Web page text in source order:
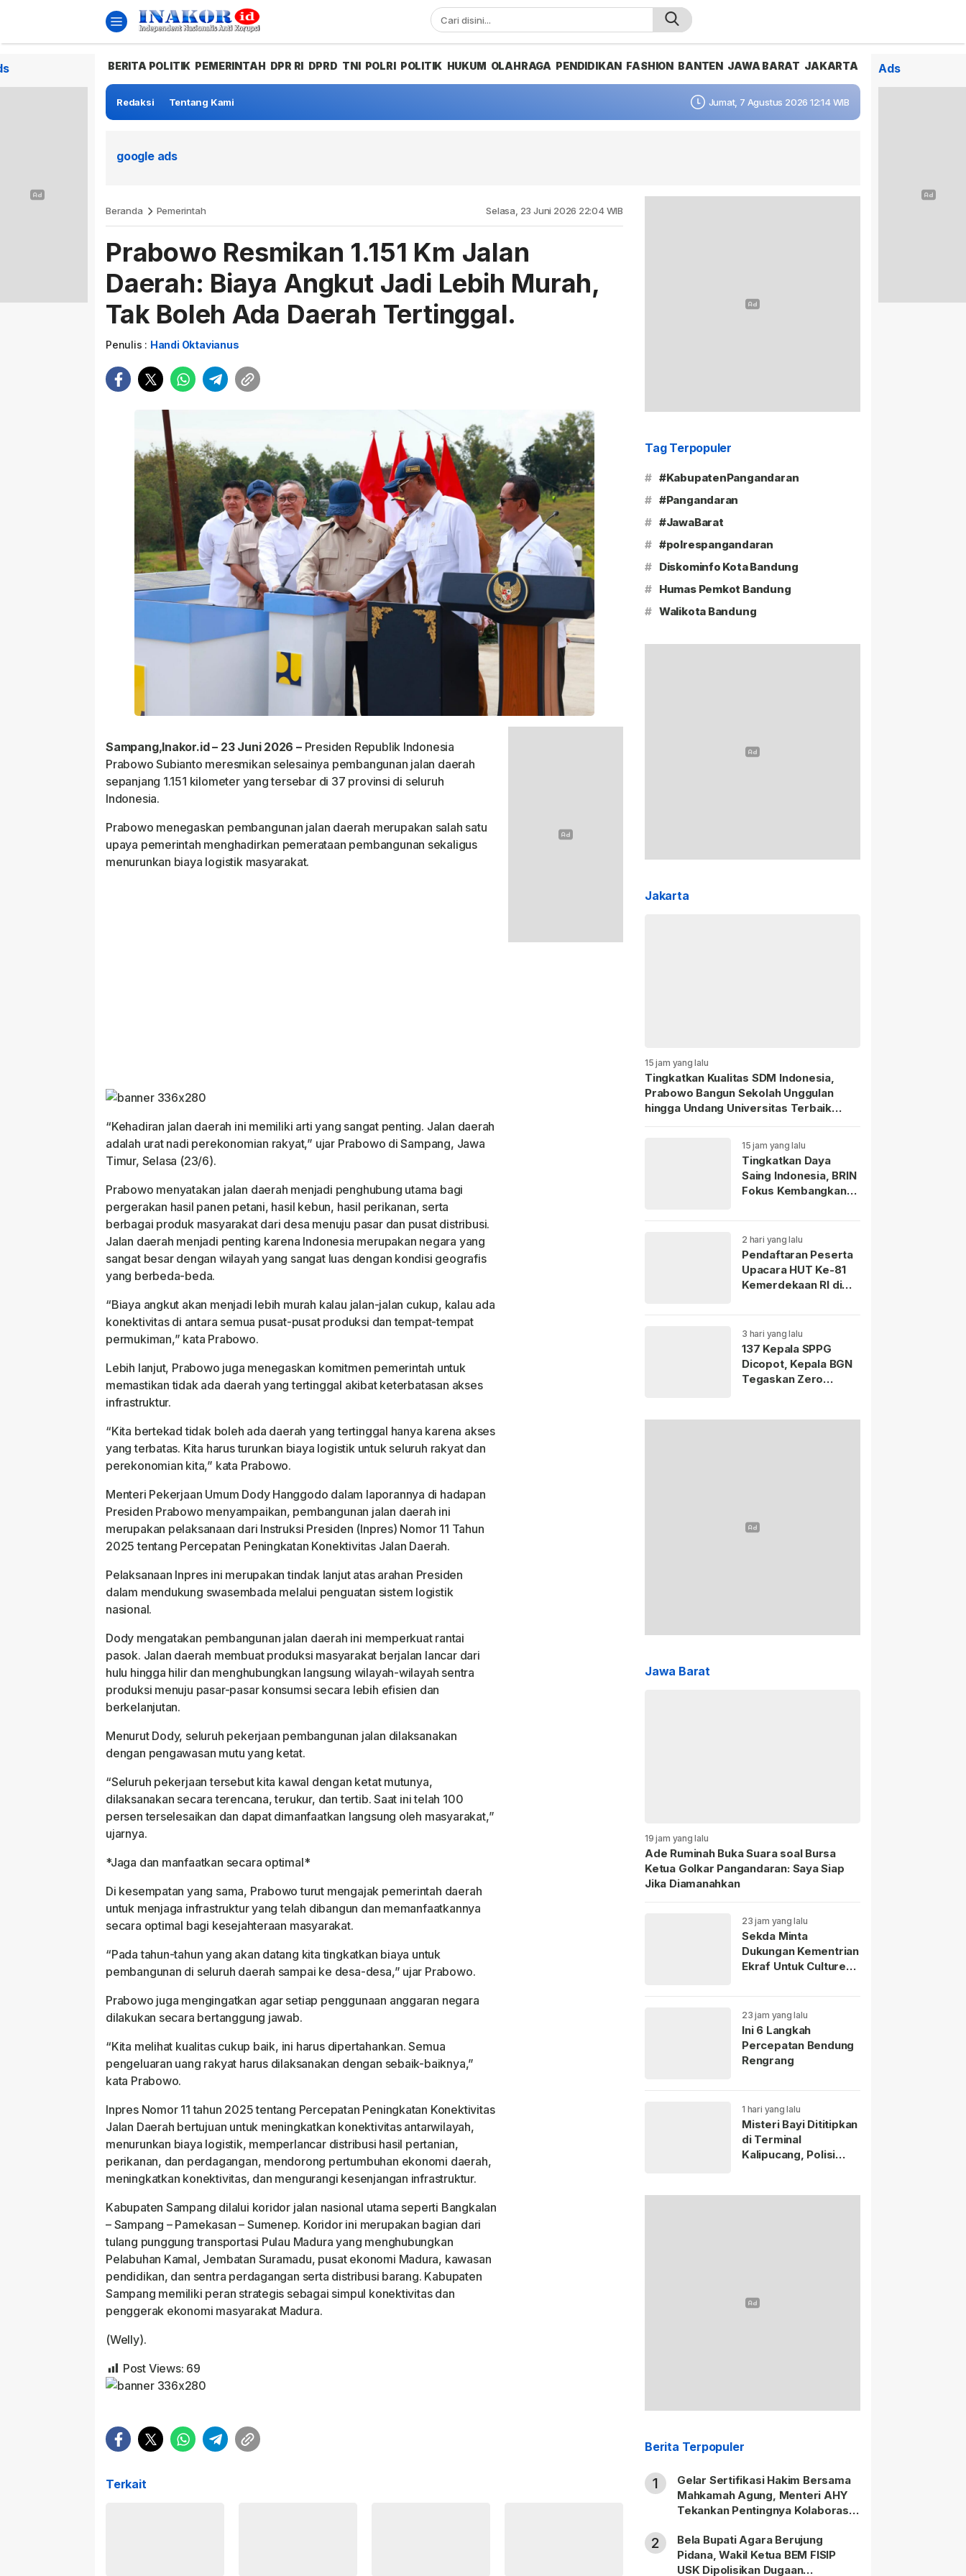
BERITA POLITIK PEMERINTAH DPR RI DPRD TNI POLRI POLITIK HUKUM OLAHRAGA PENDIDIKAN FASHION BANTEN JAWA BARAT JAKARTA
Redaksi Tentang Kami Jumat, 7 Agustus 2026 12:14 WIB
google ads
Beranda Pemerintah Selasa, 23 Juni 2026 22:04 WIB
Prabowo Resmikan 1.151 Km Jalan
Daerah: Biaya Angkut Jadi Lebih Murah,
Tak Boleh Ada Daerah Tertinggal.
Penulis : Handi Oktavianus
Sampang,Inakor.id – 23 Juni 2026 –Presiden Republik Indonesia
Prabowo Subianto meresmikan selesainya pembangunan jalan daerah
sepanjang 1.151 kilometer yang tersebar di 37 provinsi di seluruh
Indonesia.
Prabowo menegaskan pembangunan jalan daerah merupakan salah satu
upaya pemerintah menghadirkan pemerataan pembangunan sekaligus
menurunkan biaya logistik masyarakat.
“Kehadiran jalan daerah ini memiliki arti yang sangat penting. Jalan daerah
adalah urat nadi perekonomian rakyat,” ujar Prabowo di Sampang, Jawa
Timur, Selasa (23/6).
Prabowo menyatakan jalan daerah menjadi penghubung utama bagi
pergerakan hasil panen petani, hasil kebun, hasil perikanan, serta
berbagai produk masyarakat dari desa menuju pasar dan pusat distribusi.
Jalan daerah menjadi penting karena Indonesia merupakan negara yang
sangat besar dengan wilayah yang sangat luas dengan kondisi geografis
yang berbeda-beda.
“Biaya angkut akan menjadi lebih murah kalau jalan-jalan cukup, kalau ada
konektivitas di antara semua pusat-pusat produksi dan tempat-tempat
permukiman,” kata Prabowo.
Lebih lanjut, Prabowo juga menegaskan komitmen pemerintah untuk
memastikan tidak ada daerah yang tertinggal akibat keterbatasan akses
infrastruktur.
“Kita bertekad tidak boleh ada daerah yang tertinggal hanya karena akses
yang terbatas. Kita harus turunkan biaya logistik untuk seluruh rakyat dan
perekonomian kita,” kata Prabowo.
Menteri Pekerjaan Umum Dody Hanggodo dalam laporannya di hadapan
Presiden Prabowo menyampaikan, pembangunan jalan daerah ini
merupakan pelaksanaan dari Instruksi Presiden (Inpres) Nomor 11 Tahun
2025 tentang Percepatan Peningkatan Konektivitas Jalan Daerah.
Pelaksanaan Inpres ini merupakan tindak lanjut atas arahan Presiden
dalam mendukung swasembada melalui penguatan sistem logistik
nasional.
Dody mengatakan pembangunan jalan daerah ini memperkuat rantai
pasok. Jalan daerah membuat produksi masyarakat berjalan lancar dari
hulu hingga hilir dan menghubungkan langsung wilayah-wilayah sentra
produksi menuju pasar-pasar konsumsi secara lebih efisien dan
berkelanjutan.
Menurut Dody, seluruh pekerjaan pembangunan jalan dilaksanakan
dengan pengawasan mutu yang ketat.
“Seluruh pekerjaan tersebut kita kawal dengan ketat mutunya,
dilaksanakan secara terencana, terukur, dan tertib. Saat ini telah 100
persen terselesaikan dan dapat dimanfaatkan langsung oleh masyarakat,”
ujarnya.
*Jaga dan manfaatkan secara optimal*
Di kesempatan yang sama, Prabowo turut mengajak pemerintah daerah
untuk menjaga infrastruktur yang telah dibangun dan memanfaatkannya
secara optimal bagi kesejahteraan masyarakat.
“Pada tahun-tahun yang akan datang kita tingkatkan biaya untuk
pembangunan di seluruh daerah sampai ke desa-desa,” ujar Prabowo.
Prabowo juga mengingatkan agar setiap penggunaan anggaran negara
dilakukan secara bertanggung jawab.
“Kita melihat kualitas cukup baik, ini harus dipertahankan. Semua
pengeluaran uang rakyat harus dilaksanakan dengan sebaik-baiknya,”
kata Prabowo.
Inpres Nomor 11 tahun 2025 tentang Percepatan Peningkatan Konektivitas
Jalan Daerah bertujuan untuk meningkatkan konektivitas antarwilayah,
menurunkan biaya logistik, memperlancar distribusi hasil pertanian,
perikanan, dan perdagangan, mendorong pertumbuhan ekonomi daerah,
meningkatkan konektivitas, dan mengurangi kesenjangan infrastruktur.
Kabupaten Sampang dilalui koridor jalan nasional utama seperti Bangkalan
– Sampang – Pamekasan – Sumenep. Koridor ini merupakan bagian dari
tulang punggung transportasi Pulau Madura yang menghubungkan
Pelabuhan Kamal, Jembatan Suramadu, pusat ekonomi Madura, kawasan
pendidikan, dan sentra perdagangan serta distribusi barang. Kabupaten
Sampang memiliki peran strategis sebagai simpul konektivitas dan
penggerak ekonomi masyarakat Madura.
(Welly).
Post Views: 69
Terkait
Tag Terpopuler
# #KabupatenPangandaran
# #Pangandaran
# #JawaBarat
# #polrespangandaran
# Diskominfo Kota Bandung
# Humas Pemkot Bandung
# Walikota Bandung
Jakarta
15 jam yang lalu
Tingkatkan Kualitas SDM Indonesia,
Prabowo Bangun Sekolah Unggulan
hingga Undang Universitas Terbaik
15 jam yang lalu
Tingkatkan Daya
Saing Indonesia, BRIN
Fokus Kembangkan
2 hari yang lalu
Pendaftaran Peserta
Upacara HUT Ke-81
Kemerdekaan RI di
5 Agustus 2026.
3 hari yang lalu
137 Kepala SPPG
Dicopot, Kepala BGN
Tegaskan Zero
Jawa Barat
19 jam yang lalu
Ade Ruminah Buka Suara soal Bursa
Ketua Golkar Pangandaran: Saya Siap
Jika Diamanahkan
23 jam yang lalu
Sekda Minta
Dukungan Kementrian
Ekraf Untuk Culture
23 jam yang lalu
Ini 6 Langkah
Percepatan Bendung
Rengrang
1 hari yang lalu
Misteri Bayi Dititipkan
di Terminal
Kalipucang, Polisi
Berita Terpopuler
1
Gelar Sertifikasi Hakim Bersama
Mahkamah Agung, Menteri AHY
Tekankan Pentingnya Kolaborasi
Masyarakat
2
Bela Bupati Agara Berujung
Pidana, Wakil Ketua BEM FISIP
USK Dipolisikan Dugaan
Ads